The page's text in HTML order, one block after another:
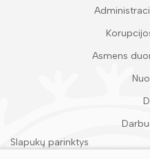
Asmens
Slapukų parinktys